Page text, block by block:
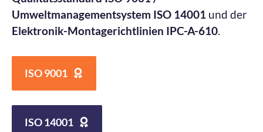
Umweltmanagementsystem ISO 14001 und der
Elektronik-Montagerichtlinien IPC-A-610.
ISO 9001
ISO 14001